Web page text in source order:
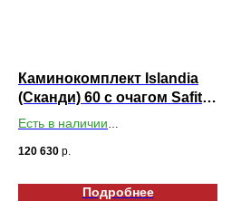
Каминокомплект Islandia
(Сканди) 60 с очагом Safita
60
Есть в наличии
120 630 р.
Подробнее